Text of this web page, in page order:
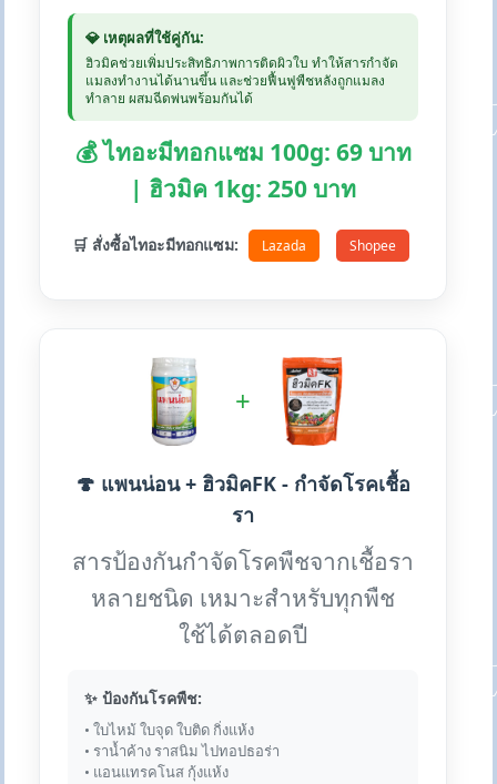
💎 เหตุผลที่ใช้คู่กัน:
ฮิวมิคช่วยเพิ่มประสิทธิภาพการติดผิวใบ ทำให้สารกำจัด
แมลงทำงานได้นานขึ้น และช่วยฟื้นฟูพืชหลังถูกแมลง
ทำลาย ผสมฉีดพ่นพร้อมกันได้
💰 ไทอะมีทอกแซม 100g: 69 บาท
| ฮิวมิค 1kg: 250 บาท
🛒 สั่งซื้อไทอะมีทอกแซม: Lazada Shopee
+
🍄 แพนน่อน + ฮิวมิคFK - กำจัดโรคเชื้อ
รา
สารป้องกันกำจัดโรคพืชจากเชื้อรา
หลายชนิด เหมาะสำหรับทุกพืช
ใช้ได้ตลอดปี
✨ ป้องกันโรคพืช:
• ใบไหม้ ใบจุด ใบติด กิ่งแห้ง
• ราน้ำค้าง ราสนิม ไปทอปธอร่า
• แอนแทรคโนส กุ้งแห้ง